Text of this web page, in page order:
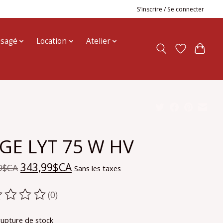
S’inscrire / Se connecter
Location Atelier
LYT 75 W HV
343,99$CA Sans les taxes
est évalué à
(0)
de stock